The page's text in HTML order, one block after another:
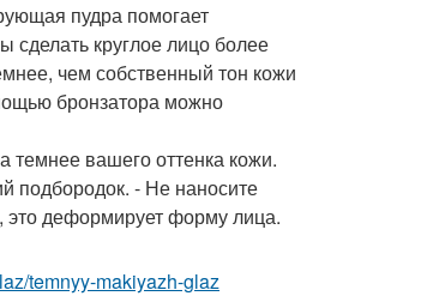
пудра помогает
сделать круглое лицо более
чем собственный тон кожи
бронзатора можно
темнее вашего оттенка кожи.
подбородок. - Не наносите
это деформирует форму лица.
temnyy-makiyazh-glaz